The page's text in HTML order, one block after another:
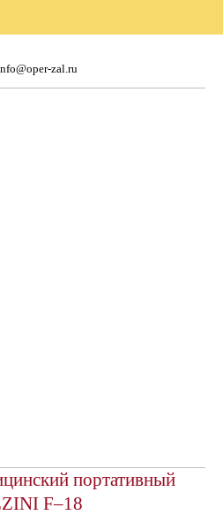
zal.ru
портативный
F–18